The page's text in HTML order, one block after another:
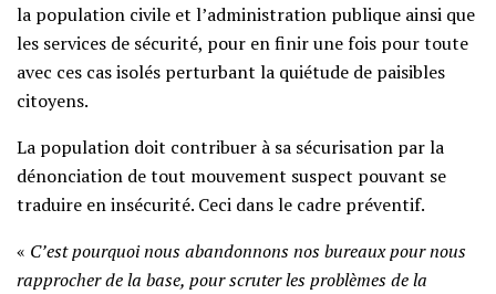
la population civile et l’administration publique ainsi que
les services de sécurité, pour en finir une fois pour toute
avec ces cas isolés perturbant la quiétude de paisibles
citoyens.
La population doit contribuer à sa sécurisation par la
dénonciation de tout mouvement suspect pouvant se
traduire en insécurité. Ceci dans le cadre préventif.
« C’est pourquoi nous abandonnons nos bureaux pour nous
rapprocher de la base, pour scruter les problèmes de la